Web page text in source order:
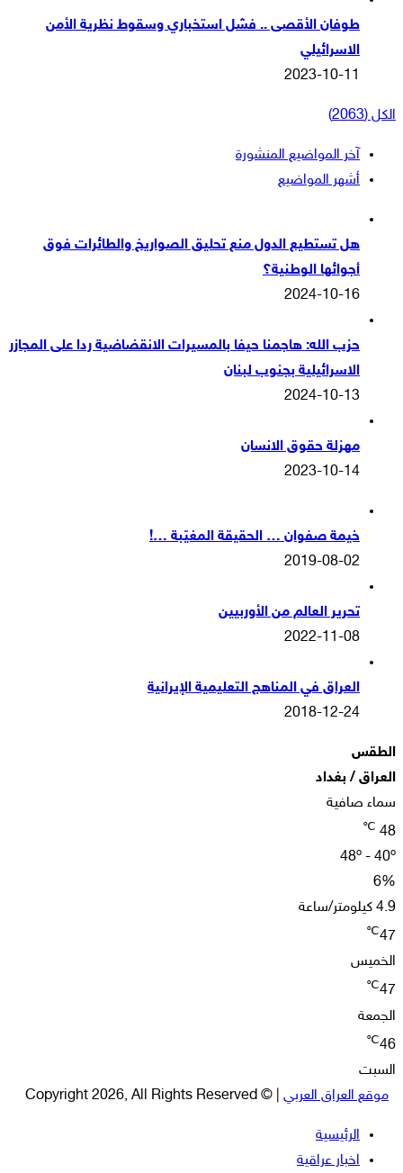
طوفان الأقصى .. فشل استخباري وسقوط نظرية الأمن
الاسرائيلي
2023-10-11
الكل (2063)
آخر المواضيع المنشورة
أشهر المواضيع
هل تستطيع الدول منع تحليق الصواريخ والطائرات فوق
أجوائها الوطنية؟
2024-10-16
حزب الله: هاجمنا حيفا بالمسيرات الانقضاضية ردا على المجازر
الاسرائيلية بجنوب لبنان
2024-10-13
مهزلة حقوق الانسان
2023-10-14
خيمة صفوان … الحقيقة المغيّبة …!
2019-08-02
تحرير العالم من الأوربيين
2022-11-08
العراق في المناهج التعليمية الإيرانية
2018-12-24
الطقس
العراق / بغداد
سماء صافية
48
℃
48º - 40º
6%
4.9 كيلومتر/ساعة
47
℃
الخميس
47
℃
الجمعة
46
℃
السبت
موقع العراق العربي | © Copyright 2026, All Rights Reserved
الرئيسية
اخبار عراقية